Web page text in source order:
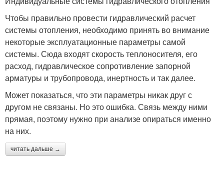
Чтобы правильно провести гидравлический расчет
системы отопления, необходимо принять во внимание
некоторые эксплуатационные параметры самой
системы. Сюда входят скорость теплоносителя, его
расход, гидравлическое сопротивление запорной
арматуры и трубопровода, инертность и так далее.
Может показаться, что эти параметры никак друг с
другом не связаны. Но это ошибка. Связь между ними
прямая, поэтому нужно при анализе опираться именно
на них.
читать дальше →